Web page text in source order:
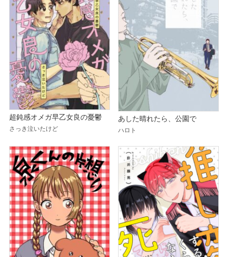
超鈍感オメガ早乙女良の憂鬱
さっき泣いたけど
あした晴れたら、公園で
ハロト